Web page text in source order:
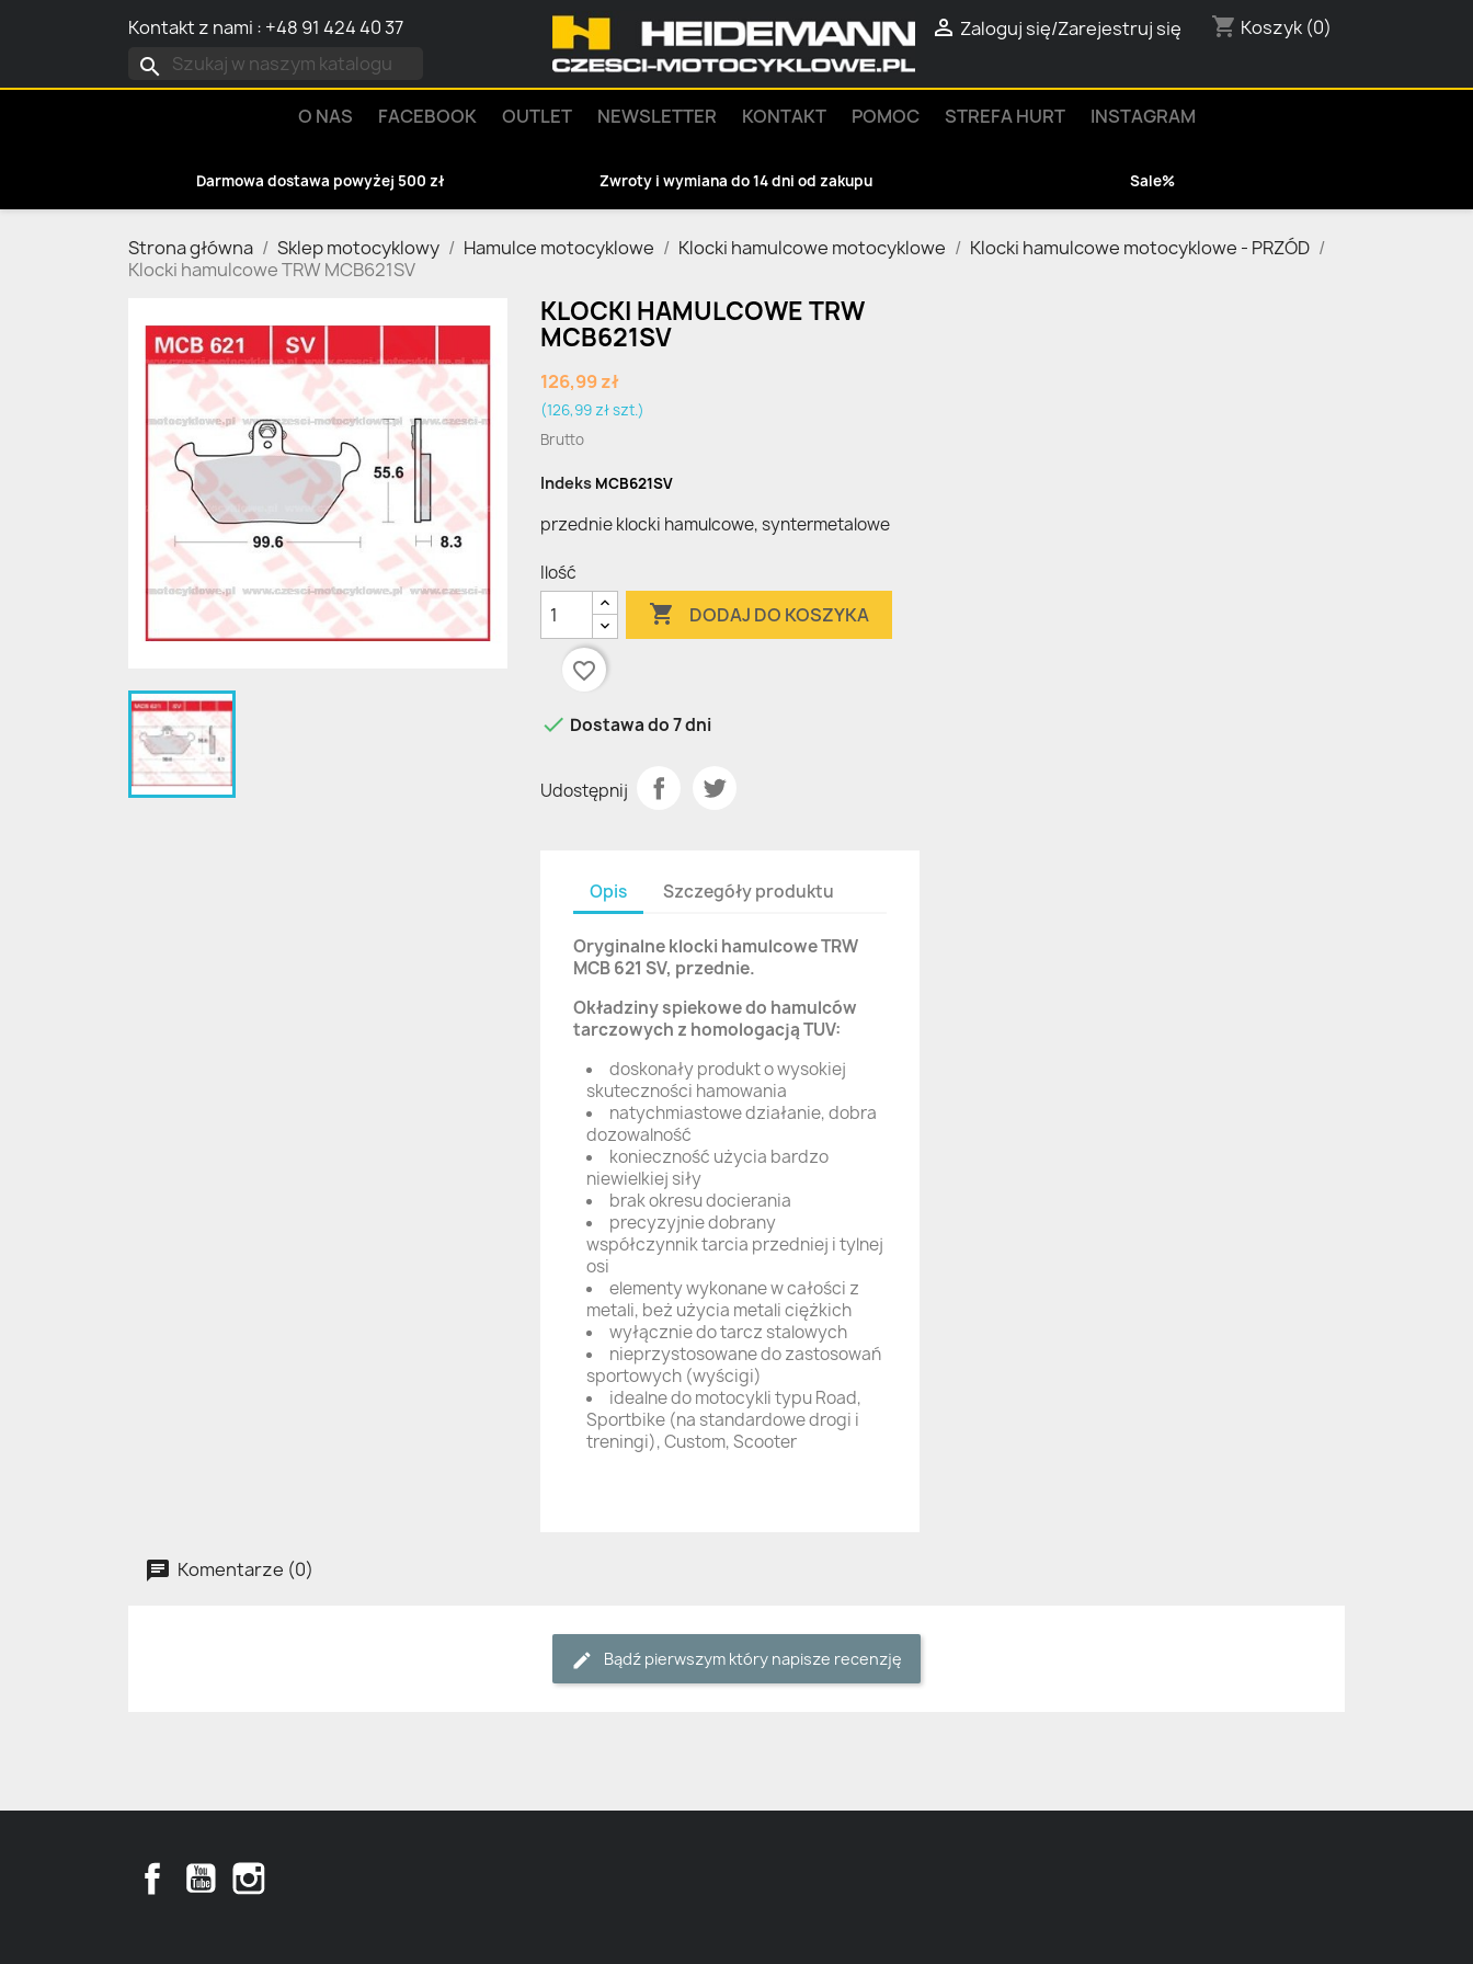
Kontakt z nami : +48 91 424 40 37
search
 Zaloguj się/Zarejestruj się shopping_cart Koszyk (0)
O NAS FACEBOOK OUTLET NEWSLETTER KONTAKT POMOC STREFA HURT INSTAGRAM
Darmowa dostawa powyżej 500 zł Zwroty i wymiana do 14 dni od zakupu Sale%
Strona główna Sklep motocyklowy Hamulce motocyklowe Klocki hamulcowe motocyklowe
Klocki hamulcowe motocyklowe - PRZÓD
Klocki hamulcowe TRW MCB621SV
KLOCKI HAMULCOWE TRW
MCB621SV
126,99 zł
(126,99 zł szt.)
Brutto
Indeks MCB621SV
przednie klocki hamulcowe, syntermetalowe
Ilość
 DODAJ DO KOSZYKA
favorite_border
 Dostawa do 7 dni
Udostępnij
Opis Szczegóły produktu
Oryginalne klocki hamulcowe TRW
MCB 621 SV, przednie.
Okładziny spiekowe do hamulców
tarczowych z homologacją TUV:
doskonały produkt o wysokiej
skuteczności hamowania
natychmiastowe działanie, dobra
dozowalność
konieczność użycia bardzo
niewielkiej siły
brak okresu docierania
precyzyjnie dobrany
współczynnik tarcia przedniej i tylnej
osi
elementy wykonane w całości z
metali, beż użycia metali ciężkich
wyłącznie do tarcz stalowych
nieprzystosowane do zastosowań
sportowych (wyścigi)
idealne do motocykli typu Road,
Sportbike (na standardowe drogi i
treningi), Custom, Scooter
Komentarze (0)
Bądź pierwszym który napisze recenzję
FacebookYouTube